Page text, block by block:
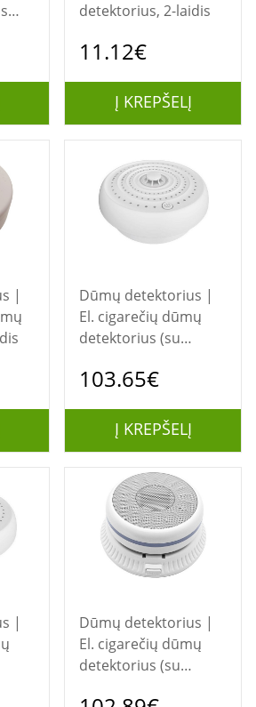
detektorius, 2-laidis
11.12€
Į KREPŠELĮ
|
Dūmų detektorius |
El. cigarečių dūmų
detektorius (su
drėgmės stebėjimu),
103.65€
Į KREPŠELĮ
|
Dūmų detektorius |
El. cigarečių dūmų
detektorius (su